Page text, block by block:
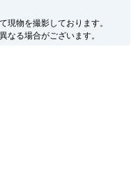
現物を撮影しております。
なる場合がございます。
すのでご了承下さいませ。
る場合がございますが、在庫品
承の程お願いいたします。
品を撮影しております。